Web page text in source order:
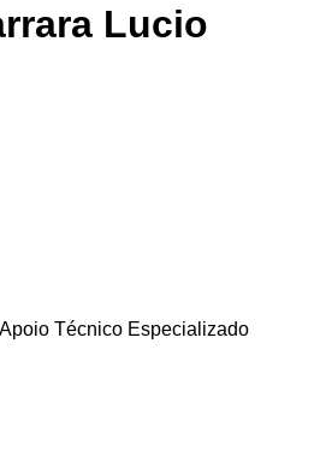
Lucio
Técnico Especializado